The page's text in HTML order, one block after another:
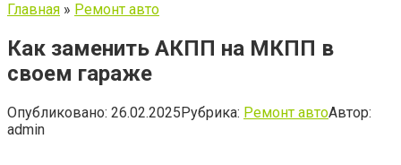
Главная » Ремонт авто
Как заменить АКПП на МКПП в
своем гараже
Опубликовано: 26.02.2025Рубрика: Ремонт автоАвтор:
admin